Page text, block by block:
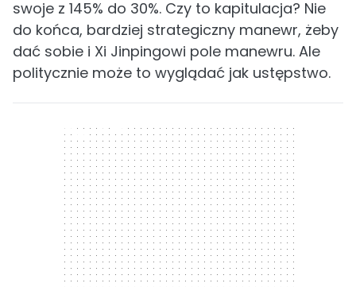
swoje z 145% do 30%. Czy to kapitulacja? Nie
do końca, bardziej strategiczny manewr, żeby
dać sobie i Xi Jinpingowi pole manewru. Ale
politycznie może to wyglądać jak ustępstwo.
300 x 250